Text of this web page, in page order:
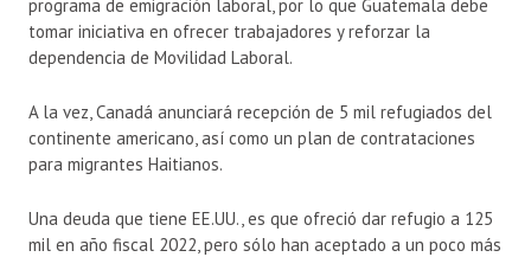
programa de emigración laboral, por lo que Guatemala debe
tomar iniciativa en ofrecer trabajadores y reforzar la
dependencia de Movilidad Laboral.
A la vez, Canadá anunciará recepción de 5 mil refugiados del
continente americano, así como un plan de contrataciones
para migrantes Haitianos.
Una deuda que tiene EE.UU., es que ofreció dar refugio a 125
mil en año fiscal 2022, pero sólo han aceptado a un poco más